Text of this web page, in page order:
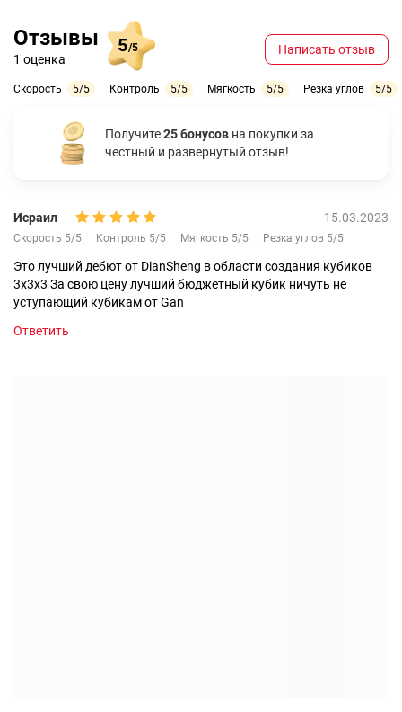
Отзывы
1 оценка
5/5
Скорость 5/5 Контроль 5/5 Мягкость 5/5 Резка углов 5/5
Написать отзыв
Получите25 бонусов на покупки за
честный и развернутый отзыв!
Исраил 15.03.2023
Скорость 5/5 Контроль 5/5 Мягкость 5/5 Резка углов 5/5
Это лучший дебют от DianSheng в области создания кубиков
3х3х3 За свою цену лучший бюджетный кубик ничуть не
уступающий кубикам от Gan
Ответить